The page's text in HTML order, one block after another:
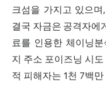
크섬을 가지고 있으
결국 자금은 공격자에
료를 인용한 체이닝
지 주소 포이즈닝 시
적 피해자는 1천 7백